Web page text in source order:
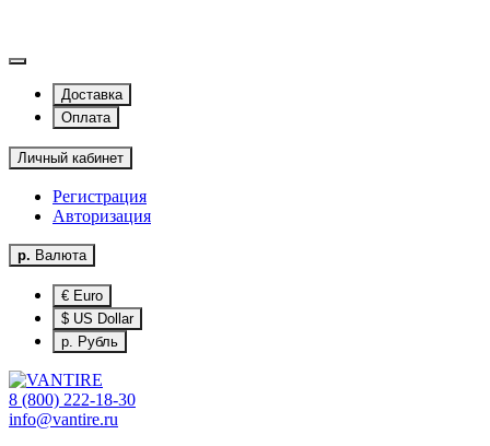
Доставка
Оплата
Личный кабинет
Регистрация
Авторизация
р. Валюта
€ Euro
$ US Dollar
р. Рубль
8 (800) 222-18-30
info@vantire.ru